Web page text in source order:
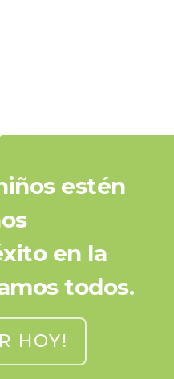
estén
en la
todos.
HOY!